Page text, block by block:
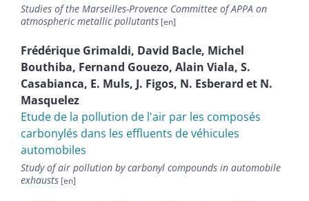
Studies of the Marseilles-Provence Committee of APPA on
atmospheric metallic pollutants
Frédérique Grimaldi, David Bacle, Michel
Bouthiba, Fernand Gouezo, Alain Viala, S.
Casabianca, E. Muls, J. Figos, N. Esberard et N.
Masquelez
Etude de la pollution de l'air par les composés
carbonylés dans les effluents de véhicules
automobiles
Study of air pollution by carbonyl compounds in automobile
exhausts